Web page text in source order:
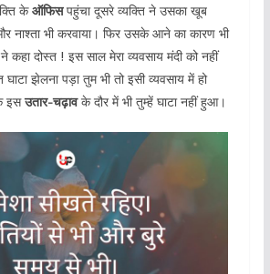
केऑफिसपहुंचा दूसरे व्यक्ति ने उसका खूब
नाश्ता भी करवाया। फिर उसके आने का कारण भी
कहा दोस्त ! इस साल मेरा व्यवसाय मंदी को नहीं
झेलना पड़ा तुम भी तो इसी व्यवसाय में हो
इसउतार-चढ़ावके दौर में भी तुम्हें घाटा नहीं हुआ।